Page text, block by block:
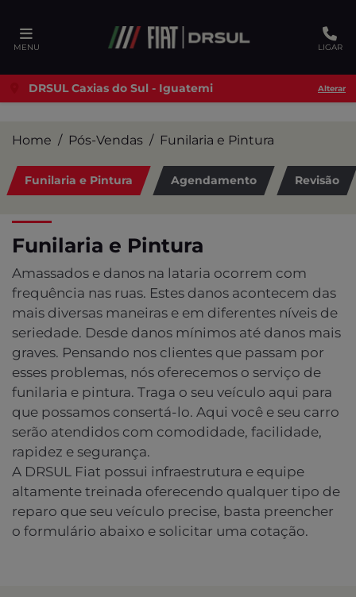
MENU LIGAR
DRSUL Caxias do Sul - Iguatemi Alterar
Home Pós-Vendas Funilaria e Pintura
Agendamento Revisão
Funilaria e Pintura
Funilaria e Pintura
Amassados e danos na lataria ocorrem com
frequência nas ruas. Estes danos acontecem das
mais diversas maneiras e em diferentes níveis de
seriedade. Desde danos mínimos até danos mais
graves. Pensando nos clientes que passam por
esses problemas, nós oferecemos o serviço de
funilaria e pintura. Traga o seu veículo aqui para
que possamos consertá-lo. Aqui você e seu carro
serão atendidos com comodidade, facilidade,
rapidez e segurança.
A DRSUL Fiat possui infraestrutura e equipe
altamente treinada oferecendo qualquer tipo de
reparo que seu veículo precise, basta preencher
o formulário abaixo e solicitar uma cotação.